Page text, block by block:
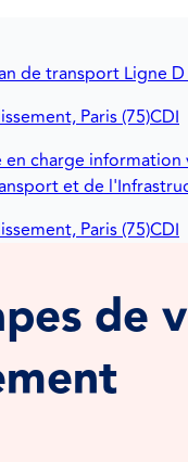
de transport Ligne
Paris (75)CDI
charge information
et de
Paris (75)CDI
de